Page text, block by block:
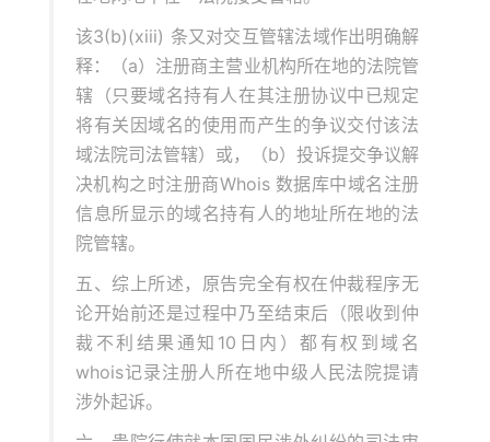
该3(b)(xiii) 条又对交互管辖法域作出明确解
释：（a）注册商主营业机构所在地的法院管
辖（只要域名持有人在其注册协议中已规定
将有关因域名的使用而产生的争议交付该法
域法院司法管辖）或，（b）投诉提交争议解
决机构之时注册商Whois 数据库中域名注册
信息所显示的域名持有人的地址所在地的法
院管辖。
五、综上所述，原告完全有权在仲裁程序无
论开始前还是过程中乃至结束后（限收到仲
裁不利结果通知10日内）都有权到域名
whois记录注册人所在地中级人民法院提请
涉外起诉。